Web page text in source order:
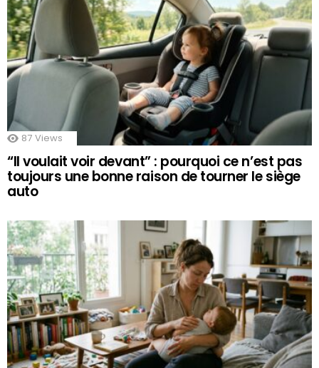
87 Views
“Il voulait voir devant” : pourquoi ce n’est pas
toujours une bonne raison de tourner le siège
auto